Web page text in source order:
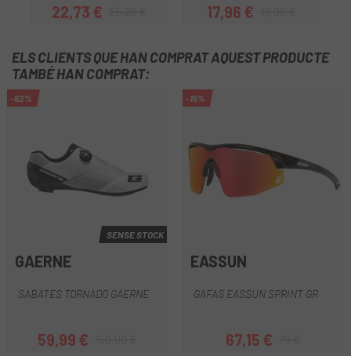
Preu
22,73 €Preu regular Preu
17,96 €Preu regular
ELS CLIENTS QUE HAN COMPRAT AQUEST PRODUCTE
TAMBÉ HAN COMPRAT:
-62%
SENSE STOCK
GAERNE
SABATES TORNADO GAERNE
Preu
59,99 €Preu regular
-15%
EASSUN
GAFAS EASSUN SPRINT GR
Preu
67,15 €Preu regular